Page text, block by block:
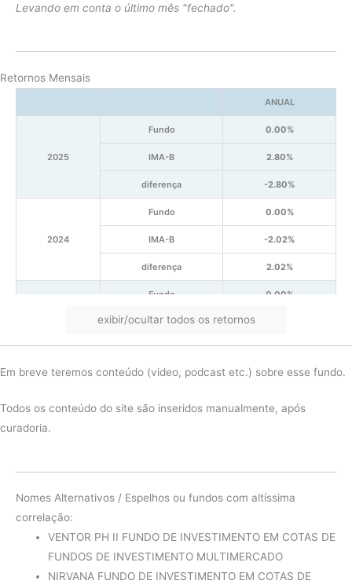
Levando em conta o último mês "fechado".
Retornos Mensais
ANUAL
2025
Fundo 0.00%
IMA-B 2.80%
diferença -2.80%
2024
Fundo 0.00%
IMA-B -2.02%
diferença 2.02%
Fundo 0.00%
IMA-B
diferença -16.13%
2022
Fundo 0.00%
IMA-B 7.06%
Fundo 0.00%
exibir/ocultar todos os retornos
Em breve teremos conteúdo (video, podcast etc.) sobre esse fundo.
Todos os conteúdo do site são inseridos manualmente, após
curadoria.
Nomes Alternativos / Espelhos ou fundos com altíssima
correlação:
VENTOR PH II FUNDO DE INVESTIMENTO EM COTAS DE
FUNDOS DE INVESTIMENTO MULTIMERCADO
NIRVANA FUNDO DE INVESTIMENTO EM COTAS DE